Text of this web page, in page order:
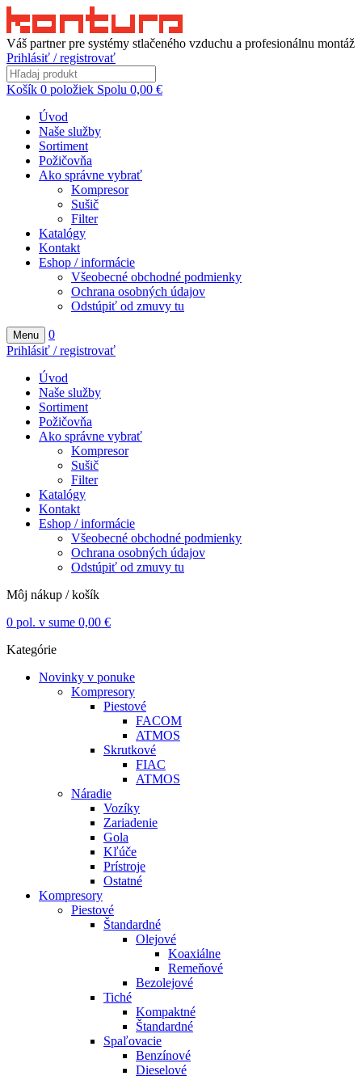
Váš partner pre systémy stlačeného vzduchu a profesionálnu montáž
Prihlásiť / registrovať
Košík 0 položiek Spolu 0,00 €
Úvod
Naše služby
Sortiment
Požičovňa
Ako správne vybrať
Kompresor
Sušič
Filter
Katalógy
Kontakt
Eshop / informácie
Všeobecné obchodné podmienky
Ochrana osobných údajov
Odstúpiť od zmuvy tu
Menu
0
Prihlásiť / registrovať
Úvod
Naše služby
Sortiment
Požičovňa
Ako správne vybrať
Kompresor
Sušič
Filter
Katalógy
Kontakt
Eshop / informácie
Všeobecné obchodné podmienky
Ochrana osobných údajov
Odstúpiť od zmuvy tu
Môj nákup / košík
0 pol. v sume 0,00 €
Kategórie
Novinky v ponuke
Kompresory
Piestové
FACOM
ATMOS
Skrutkové
FIAC
ATMOS
Náradie
Vozíky
Zariadenie
Gola
Kľúče
Prístroje
Ostatné
Kompresory
Piestové
Štandardné
Olejové
Koaxiálne
Remeňové
Bezolejové
Tiché
Kompaktné
Štandardné
Spaľovacie
Benzínové
Dieselové